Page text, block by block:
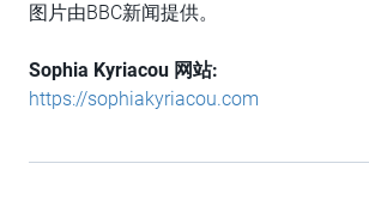
图片由BBC新闻提供。
Sophia Kyriacou 网站:
https://sophiakyriacou.com